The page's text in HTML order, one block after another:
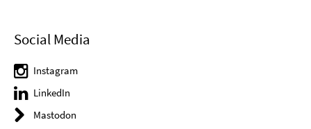
Social Media
Instagram
LinkedIn
Mastodon